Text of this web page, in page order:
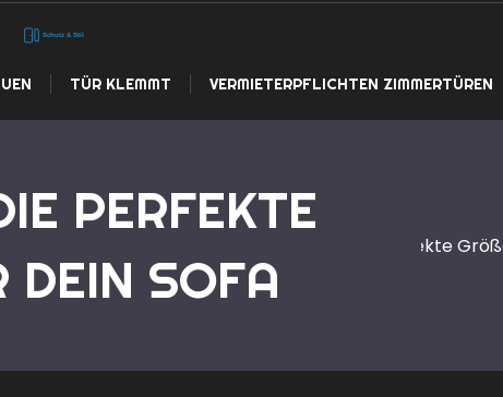
TÜR KLEMMT VERMIETERPFLICHTEN ZIMMERTÜREN
PERFEKTE
SOFA
Couchtisch kaufen: Die perfekte